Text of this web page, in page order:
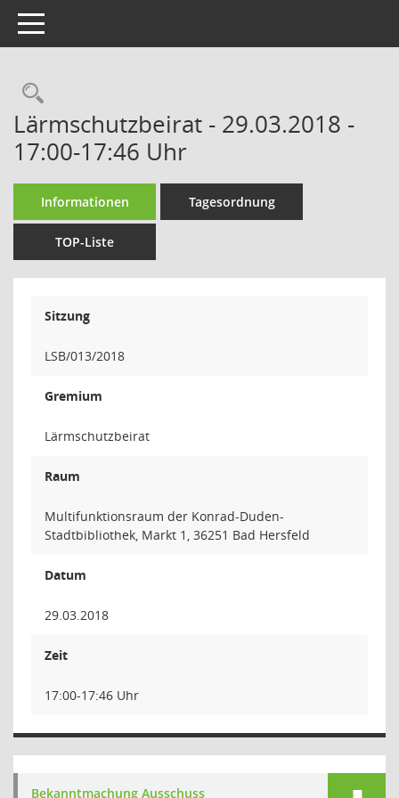
Toggle navigation
Rechercheauswahl
Lärmschutzbeirat - 29.03.2018 -
17:00-17:46 Uhr
Informationen Tagesordnung
TOP-Liste
Sitzung
LSB/013/2018
Gremium
Lärmschutzbeirat
Raum
Multifunktionsraum der Konrad-Duden-
Stadtbibliothek, Markt 1, 36251 Bad Hersfeld
Datum
29.03.2018
Zeit
17:00-17:46 Uhr
Bekanntmachung Ausschuss